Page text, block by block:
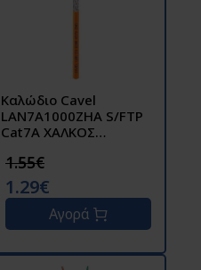
Καλώδιο Cavel
LAN7A1000ZHA S/FTP
Cat7A ΧΑΛΚΟΣ
1.55€
1.29€
Αγορά